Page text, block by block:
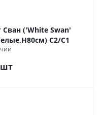
Сван ('White Swan'
C2/С1